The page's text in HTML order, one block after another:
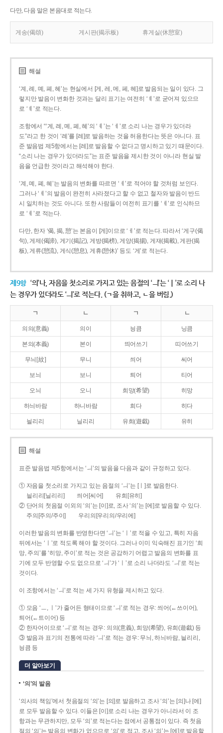
다만, 다음 말은 본음대로 적는다.
게송(偈頌) 게시판(揭示板) 휴게실(休憩室)
해설
‘계, 례, 몌, 폐, 혜’는 현실에서 [게, 레, 메, 페, 헤]로 발음되는 일이 있다. 그
렇지만 발음이 변화한 것과는 달리 표기는 여전히 ‘ㅖ’로 굳어져 있으므
로 ‘ㅖ’로 적는다.
조항에서 “‘계, 례, 몌, 폐, 혜’의 ‘ㅖ’는 ‘ㅔ’로 소리 나는 경우가 있더라
도”라고 한 것이 ‘례’를 [레]로 발음하는 것을 허용한다는 뜻은 아니다. 표
준 발음법 제5항에서는 [레]로 발음할 수 없다고 명시하고 있기 때문이다.
“소리 나는 경우가 있더라도”는 표준 발음을 제시한 것이 아니라 현실 발
음을 언급한 것이라고 해석해야 한다.
‘계, 몌, 폐, 혜’는 발음의 변화를 따르면 ‘ㅔ’로 적어야 할 것처럼 보인다.
그러나 ‘ㅖ’의 발음이 완전히 사라졌다고 할 수 없고 철자와 발음이 반드
시 일치하는 것도 아니다. 또한 사람들이 여전히 표기를 ‘ㅖ’로 인식하므
로 ‘ㅖ’로 적는다.
다만, 한자 ‘偈, 揭, 憩’는 본음이 [게]이므로 ‘ㅔ’로 적는다. 따라서 ‘게구(偈
句), 게제(偈諦), 게기(揭記), 게방(揭榜), 게양(揭揚), 게재(揭載), 게판(揭
板), 게류(憩流), 게식(憩息), 게휴(憩休)’ 등도 ‘게’로 적는다.
제9항 ‘의’나, 자음을 첫소리로 가지고 있는 음절의 ‘ㅢ’는 ‘ㅣ’로 소리 나
는 경우가 있더라도 ‘ㅢ’로 적는다. (ㄱ을 취하고, ㄴ을 버림.)
ㄱ ㄴ ㄱ ㄴ
의의(意義) 의이 닁큼 닝큼
본의(本義) 본이 띄어쓰기 띠어쓰기
무늬[紋] 무니 씌어 씨어
보늬 보니 틔어 티어
오늬 오니 희망(希望) 히망
하늬바람 하니바람 희다 히다
늴리리 닐리리 유희(遊戱) 유히
해설
표준 발음법 제5항에서는 ‘ㅢ’의 발음을 다음과 같이 규정하고 있다.
① 자음을 첫소리로 가지고 있는 음절의 ‘ㅢ’는 [ㅣ]로 발음한다.
늴리리[닐리리]
씌어[씨어]
유희[유히]
② 단어의 첫음절 이외의 ‘의’는 [이]로, 조사 ‘의’는 [에]로 발음할 수 있다.
주의[주의/주이]
우리의[우리의/우리에]
이러한 발음의 변화를 반영한다면 ‘ㅢ’는 ‘ㅣ’로 적을 수 있고, 특히 자음
뒤에서는 ‘ㅣ’로 적도록 해야 할 것이다. 그러나 이미 익숙해진 표기인 ‘희
망, 주의’를 ‘히망, 주이’로 적는 것은 공감하기 어렵고 발음의 변화를 표
기에 모두 반영할 수도 없으므로 ‘ㅢ’가 ‘ㅣ’로 소리 나더라도 ‘ㅢ’로 적는
것이다.
이 조항에서는 ‘ㅢ’로 적는 세 가지 유형을 제시하고 있다.
① 모음 ‘ㅡ, ㅣ’가 줄어든 형태이므로 ‘ㅢ’로 적는 경우: 씌어(←쓰이어),
틔어(←트이어) 등
② 한자어이므로 ‘ㅢ’로 적는 경우: 의의(意義), 희망(希望), 유희(遊戱) 등
③ 발음과 표기의 전통에 따라 ‘ㅢ’로 적는 경우: 무늬, 하늬바람, 늴리리,
닁큼 등
더 알아보기
‘의’의 발음
‘의사의 책임’에서 첫음절의 ‘의’는 [의]로 발음하고 조사 ‘의’는 [의]나 [에]
로 모두 발음할 수 있다. 이들은 [이]로 소리 나는 경우가 아니라서 이 조
항과는 무관하지만, 모두 ‘의’로 적는다는 점에서 공통점이 있다. 즉 첫음
절의 ‘의’는 발음의 변화가 없으므로 ‘의’로 적고, 조사 ‘의’는 [에]로 발음할